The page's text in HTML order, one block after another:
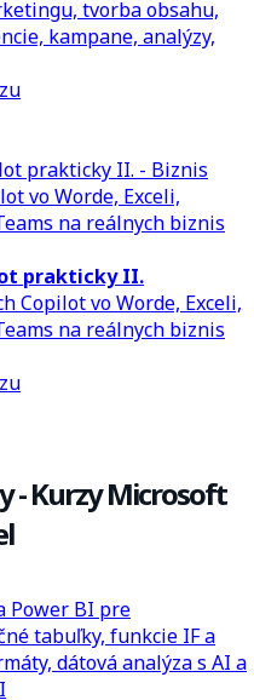
tvorba obsahu,
kampane, analýzy,
prakticky II.
Copilot vo Worde, Exceli,
na reálnych biznis
- Kurzy Microsoft